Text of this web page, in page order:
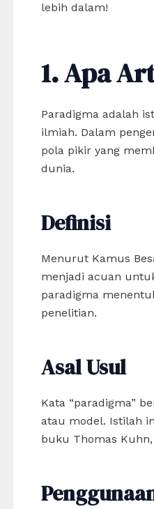
lebih dalam!
1. Apa
Paradigma adalah
ilmiah. Dalam
pola pikir yang
dunia.
Definisi
Menurut Kamus
menjadi acuan
paradigma
penelitian.
Asal Usul
Kata “paradigma”
atau model. Istilah
buku Thomas